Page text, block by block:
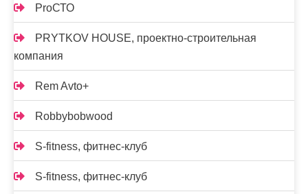
ProСТО
PRYTKOV HOUSE, проектно-строительная
компания
Rem Avto+
Robbybobwood
S-fitness, фитнес-клуб
S-fitness, фитнес-клуб